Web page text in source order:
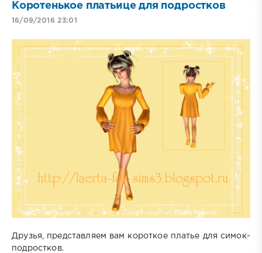
Коротенькое платьице для подростков
16/09/2016 23:01
Друзья, представляем вам короткое платье для симок-
подростков.